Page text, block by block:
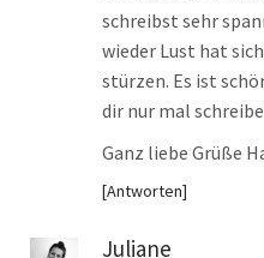
schreibst sehr
wieder Lust hat
stürzen. Es ist
dir nur mal
Ganz liebe Grüße
Antworten
Juliane